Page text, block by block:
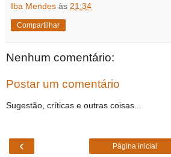
Iba Mendes às 21:34
Compartilhar
Nenhum comentário:
Postar um comentário
Sugestão, críticas e outras coisas...
‹ Página inicial